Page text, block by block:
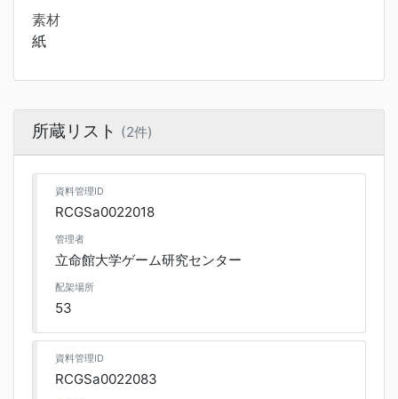
素材
紙
所蔵リスト (2件)
資料管理ID
RCGSa0022018
管理者
立命館大学ゲーム研究センター
配架場所
53
資料管理ID
RCGSa0022083